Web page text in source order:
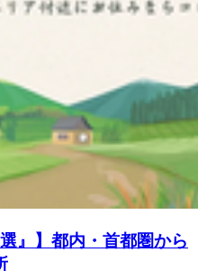
』】都内・首都圏から